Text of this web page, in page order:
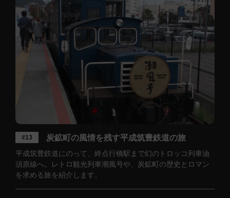
#13 炭鉱町の風情を残す平成筑豊鉄道の旅
平成筑豊鉄道にのって、終点行橋駅まで幻のトロッコ列車油
須原線へ。レトロ観光列車潮風号や、炭鉱町の歴史とロマン
を求める旅を紹介します。